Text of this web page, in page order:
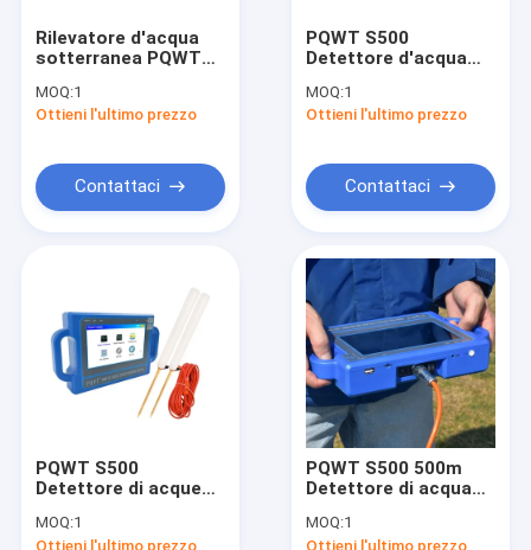
Rilevatore d'acqua
sotterranea PQWT
500m, con garanzia
di 2 anni
MOQ:1
Ottieni l'ultimo prezzo
Contattaci
PQWT S500
Detettore d'acqua
profondità
elettromagnetica
MOQ:1
Ottieni l'ultimo prezzo
Contattaci
PQWT S500
Detettore di acque
profondità 7 pollici
MOQ:1
Ottieni l'ultimo prezzo
PQWT S500 500m
Detettore di acqua
schermo sensoriale
MOQ:1
Ottieni l'ultimo prezzo